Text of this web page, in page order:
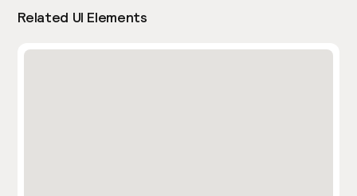
Related UI Elements